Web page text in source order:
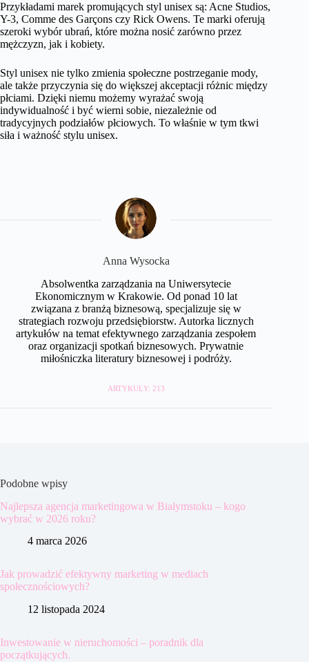
Przykładami marek promujących styl unisex są: Acne Studios,
Y-3, Comme des Garçons czy Rick Owens. Te marki oferują
szeroki wybór ubrań, które można nosić zarówno przez
mężczyzn, jak i kobiety.
Styl unisex nie tylko zmienia społeczne postrzeganie mody,
ale także przyczynia się do większej akceptacji różnic między
płciami. Dzięki niemu możemy wyrażać swoją
indywidualność i być wierni sobie, niezależnie od
tradycyjnych podziałów płciowych. To właśnie w tym tkwi
siła i ważność stylu unisex.
Anna Wysocka
Absolwentka zarządzania na Uniwersytecie
Ekonomicznym w Krakowie. Od ponad 10 lat
związana z branżą biznesową, specjalizuje się w
strategiach rozwoju przedsiębiorstw. Autorka licznych
artykułów na temat efektywnego zarządzania zespołem
oraz organizacji spotkań biznesowych. Prywatnie
miłośniczka literatury biznesowej i podróży.
ARTYKUŁY: 213
Podobne wpisy
Najlepsza agencja marketingowa w Białymstoku – kogo
wybrać w 2026 roku?
4 marca 2026
Jak prowadzić efektywny marketing w mediach
społecznościowych?
12 listopada 2024
Inwestowanie w nieruchomości – poradnik dla
początkujących.